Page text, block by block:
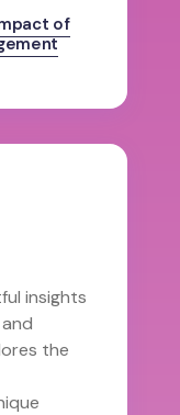
of
insights
the